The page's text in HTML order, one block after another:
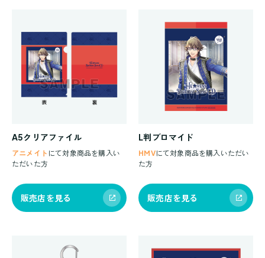
A5クリアファイル
アニメイト にて対象商品を購入い
ただいた方
販売店を見る
L判ブロマイド
HMVにて対象商品を購入いただい
た方
販売店を見る